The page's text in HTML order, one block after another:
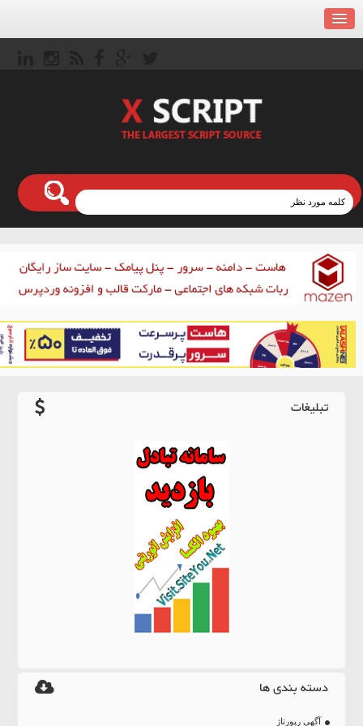
تبلیغات
دسته بندی ها
آگهی رپورتاژ